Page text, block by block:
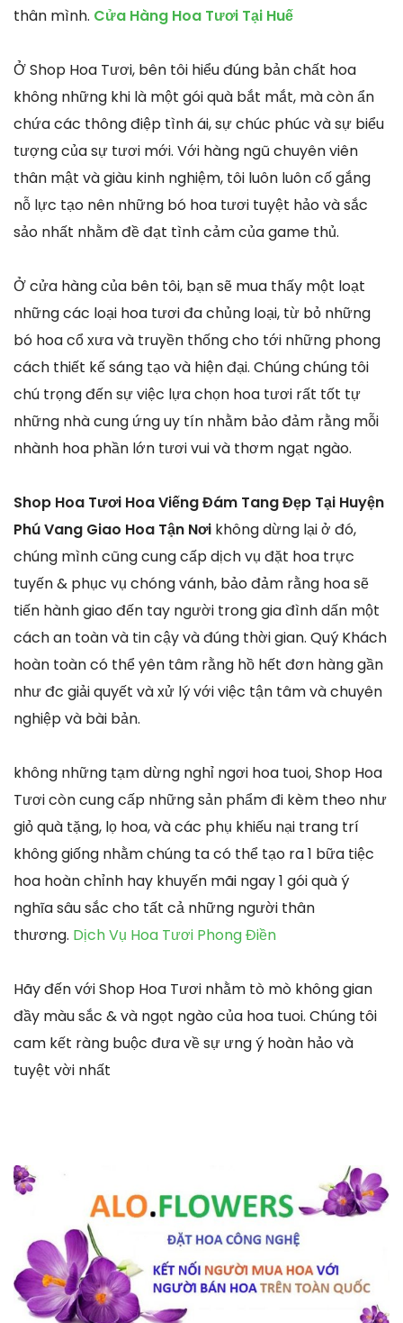
thân mình. Cửa Hàng Hoa Tươi Tại Huế
Ở Shop Hoa Tươi, bên tôi hiểu đúng bản chất hoa
không những khi là một gói quà bắt mắt, mà còn ẩn
chứa các thông điệp tình ái, sự chúc phúc và sự biểu
tượng của sự tươi mới. Với hàng ngũ chuyên viên
thân mật và giàu kinh nghiệm, tôi luôn luôn cố gắng
nỗ lực tạo nên những bó hoa tươi tuyệt hảo và sắc
sảo nhất nhằm đề đạt tình cảm của game thủ.
Ở cửa hàng của bên tôi, bạn sẽ mua thấy một loạt
những các loại hoa tươi đa chủng loại, từ bỏ những
bó hoa cổ xưa và truyền thống cho tới những phong
cách thiết kế sáng tạo và hiện đại. Chúng chúng tôi
chú trọng đến sự việc lựa chọn hoa tươi rất tốt tự
những nhà cung ứng uy tín nhằm bảo đảm rằng mỗi
nhành hoa phần lớn tươi vui và thơm ngạt ngào.
Shop Hoa Tươi Hoa Viếng Đám Tang Đẹp Tại Huyện
Phú Vang Giao Hoa Tận Nơi không dừng lại ở đó,
chúng mình cũng cung cấp dịch vụ đặt hoa trực
tuyến & phục vụ chóng vánh, bảo đảm rằng hoa sẽ
tiến hành giao đến tay người trong gia đình dấn một
cách an toàn và tin cậy và đúng thời gian. Quý Khách
hoàn toàn có thể yên tâm rằng hồ hết đơn hàng gần
như đc giải quyết và xử lý với việc tận tâm và chuyên
nghiệp và bài bản.
không những tạm dừng nghỉ ngơi hoa tuoi, Shop Hoa
Tươi còn cung cấp những sản phẩm đi kèm theo như
giỏ quà tặng, lọ hoa, và các phụ khiếu nại trang trí
không giống nhằm chúng ta có thể tạo ra 1 bữa tiệc
hoa hoàn chỉnh hay khuyến mãi ngay 1 gói quà ý
nghĩa sâu sắc cho tất cả những người thân
thương. Dịch Vụ Hoa Tươi Phong Điền
Hãy đến với Shop Hoa Tươi nhằm tò mò không gian
đầy màu sắc & và ngọt ngào của hoa tuoi. Chúng tôi
cam kết ràng buộc đưa về sự ưng ý hoàn hảo và
tuyệt vời nhất